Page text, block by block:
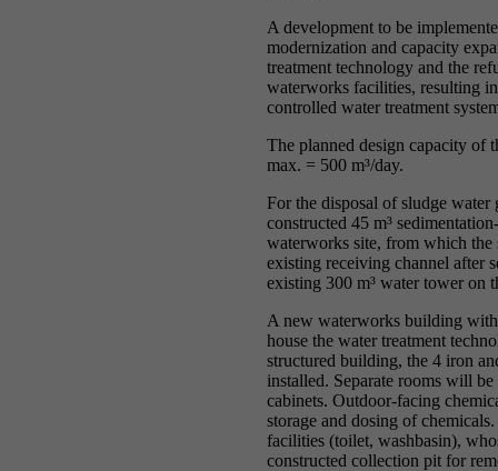
A development to be
modernization and capacity
treatment technology and the
waterworks facilities, resulting
controlled water treatment
The planned design capacity of
max. = 500 m³/day.
For the disposal of sludge
constructed 45 m³
waterworks site, from which
existing receiving channel after
existing 300 m³ water tower on
A new waterworks building with
house the water treatment
structured building, the 4 iron
installed. Separate rooms will
cabinets. Outdoor-facing
storage and dosing of
facilities (toilet, washbasin),
constructed collection pit for